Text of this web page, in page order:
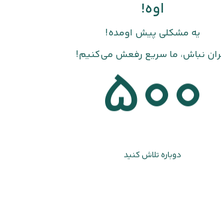
اوه!
یه مشکلی پیش اومده!
نباش، ما سریع رفعش می‌کنیم!
500
دوباره تلاش کنید